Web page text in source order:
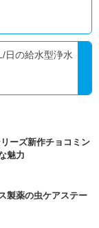
日の給水型浄水
ーズ新作チョコミン
魅力
製薬の虫ケアステー